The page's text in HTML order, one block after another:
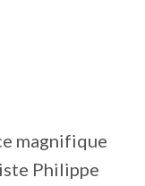
magnifique
Philippe